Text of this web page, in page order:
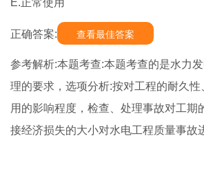
E.正常使用
正确答案: 查看最佳答案
参考解析:本题考查:本题考查的是水力
理的要求，选项分析:按对工程的耐久
用的影响程度，检查、处理事故对工期
接经济损失的大小对水电工程质量事故